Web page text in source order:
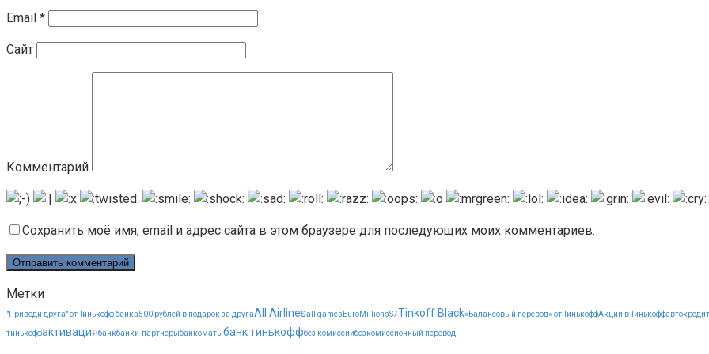
Email *
Сайт
Комментарий
Сохранить моё имя, email и адрес сайта в этом браузере для последующих моих комментариев.
Метки
"Приведи друга" от Тинькофф банка500 рублей в подарок за другаAll Airlinesall games EuroMillionsS7Tinkoff Black«Балансовый перевод» от ТинькоффАкции в Тинькоффавтокредит
тинькоффактивациябанкбанки-партнерыбанкоматыбанк тинькоффбез комиссиибезкомиссионный перевод